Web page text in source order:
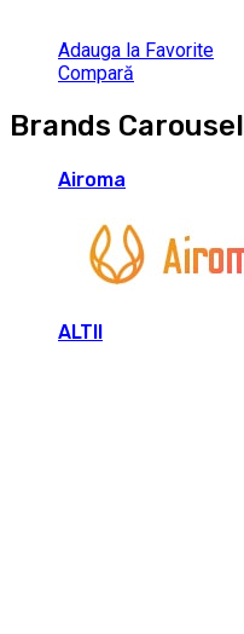
Adauga la Favorite
Compară
Brands Carousel
Airoma
ALTII